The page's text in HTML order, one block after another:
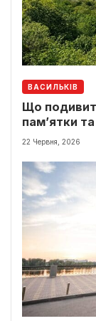
ВАСИЛЬКІВ
Що
пам’ятки та
22 Червня, 2026